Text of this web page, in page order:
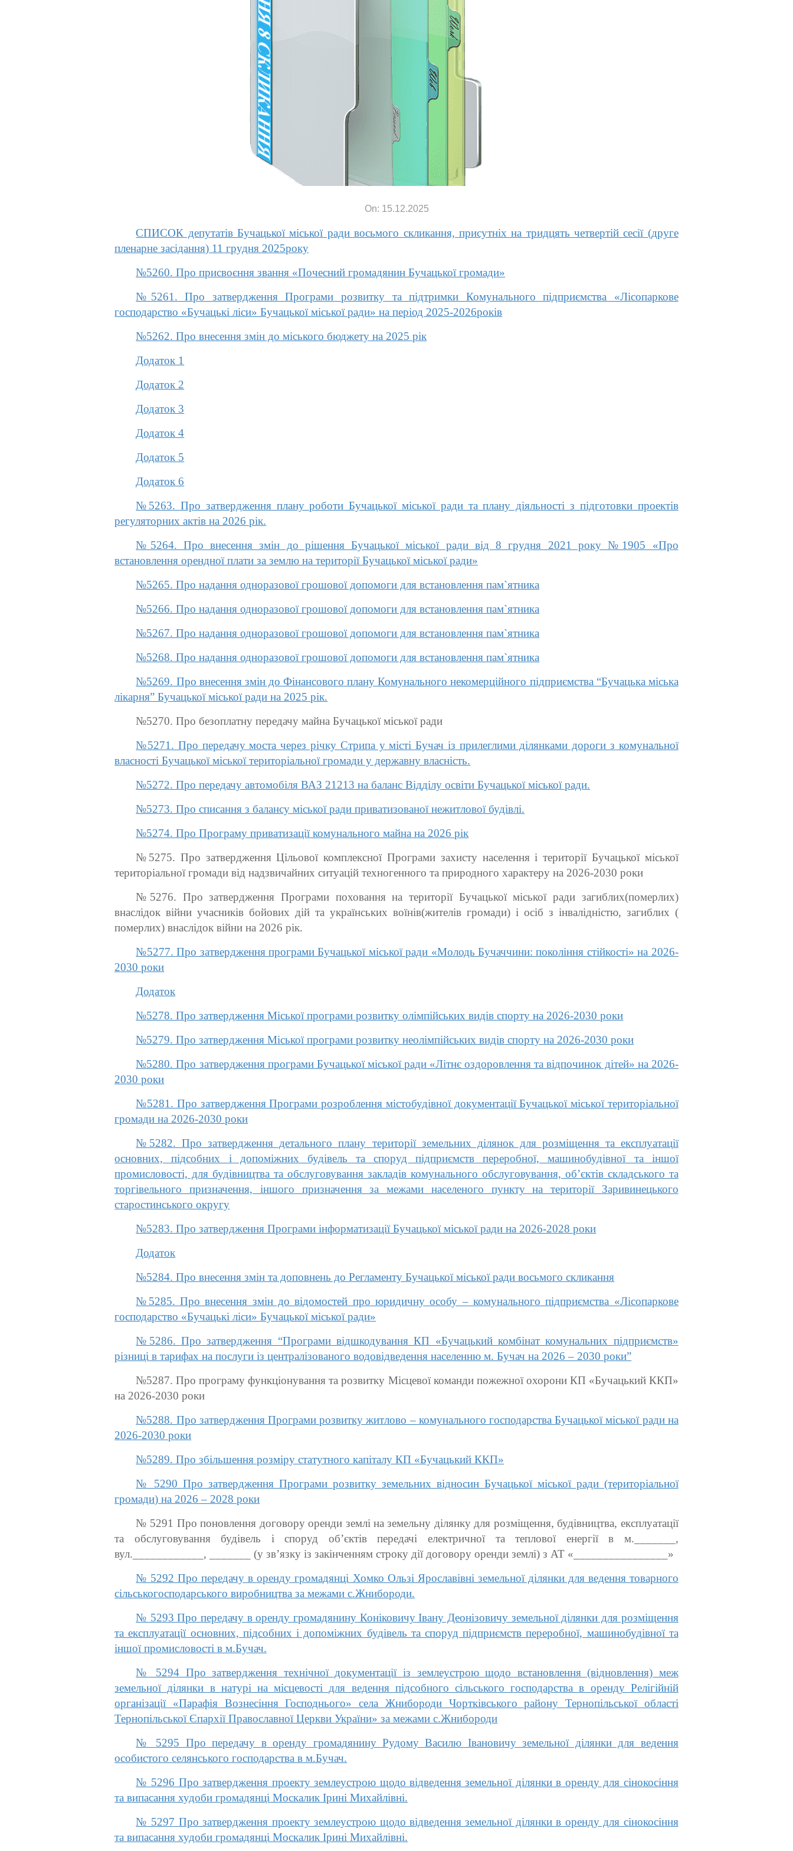
On: 15.12.2025
СПИСОК депутатів Бучацької міської ради воcьмого скликання, присутніх на тридцять четвертій сесії (друге
пленарне засідання) 11 грудня 2025року
№5260. Про присвоєння звання «Почесний громадянин Бучацької громади»
№5261. Про затвердження Програми розвитку та підтримки Комунального підприємства «Лісопаркове
господарство «Бучацькі ліси» Бучацької міської ради» на період 2025-2026років
№5262. Про внесення змін до міського бюджету на 2025 рік
Додаток 1
Додаток 2
Додаток 3
Додаток 4
Додаток 5
Додаток 6
№5263. Про затвердження плану роботи Бучацької міської ради та плану діяльності з підготовки проектів
регуляторних актів на 2026 рік.
№5264. Про внесення змін до рішення Бучацької міської ради від 8 грудня 2021 року №1905 «Про
встановлення орендної плати за землю на території Бучацької міської ради»
№5265. Про надання одноразової грошової допомоги для встановлення пам`ятника
№5266. Про надання одноразової грошової допомоги для встановлення пам`ятника
№5267. Про надання одноразової грошової допомоги для встановлення пам`ятника
№5268. Про надання одноразової грошової допомоги для встановлення пам`ятника
№5269. Про внесення змін до Фінансового плану Комунального некомерційного підприємства “Бучацька міська
лікарня” Бучацької міської ради на 2025 рік.
№5270. Про безоплатну передачу майна Бучацької міської ради
№5271. Про передачу моста через річку Стрипа у місті Бучач із прилеглими ділянками дороги з комунальної
власності Бучацької міської територіальної громади у державну власність.
№5272. Про передачу автомобіля ВАЗ 21213 на баланс Відділу освіти Бучацької міської ради.
№5273. Про списання з балансу міської ради приватизованої нежитлової будівлі.
№5274. Про Програму приватизації комунального майна на 2026 рік
№5275. Про затвердження Цільової комплексної Програми захисту населення і території Бучацької міської
територіальної громади від надзвичайних ситуацій техногенного та природного характеру на 2026-2030 роки
№5276. Про затвердження Програми поховання на території Бучацької міської ради загиблих(померлих)
внаслідок війни учасників бойових дій та українських воїнів(жителів громади) і осіб з інвалідністю, загиблих (
померлих) внаслідок війни на 2026 рік.
№5277. Про затвердження програми Бучацької міської ради «Молодь Бучаччини: покоління стійкості» на 2026-
2030 роки
Додаток
№5278. Про затвердження Міської програми розвитку олімпійських видів спорту на 2026-2030 роки
№5279. Про затвердження Міської програми розвитку неолімпійських видів спорту на 2026-2030 роки
№5280. Про затвердження програми Бучацької міської ради «Літнє оздоровлення та відпочинок дітей» на 2026-
2030 роки
№5281. Про затвердження Програми розроблення містобудівної документації Бучацької міської територіальної
громади на 2026-2030 роки
№5282. Про затвердження детального плану території земельних ділянок для розміщення та експлуатації
основних, підсобних і допоміжних будівель та споруд підприємств переробної, машинобудівної та іншої
промисловості, для будівництва та обслуговування закладів комунального обслуговування, об’єктів складського та
торгівельного призначення, іншого призначення за межами населеного пункту на території Заривинецького
старостинського округу
№5283. Про затвердження Програми інформатизації Бучацької міської ради на 2026-2028 роки
Додаток
№5284. Про внесення змін та доповнень до Регламенту Бучацької міської ради восьмого скликання
№5285. Про внесення змін до відомостей про юридичну особу – комунального підприємства «Лісопаркове
господарство «Бучацькі ліси» Бучацької міської ради»
№5286. Про затвердження “Програми відшкодування КП «Бучацький комбінат комунальних підприємств»
різниці в тарифах на послуги із централізованого водовідведення населенню м. Бучач на 2026 – 2030 роки”
№5287. Про програму функціонування та розвитку Місцевої команди пожежної охорони КП «Бучацький ККП»
на 2026-2030 роки
№5288. Про затвердження Програми розвитку житлово – комунального господарства Бучацької міської ради на
2026-2030 роки
№5289. Про збільшення розміру статутного капіталу КП «Бучацький ККП»
№ 5290 Про затвердження Програми розвитку земельних відносин Бучацької міської ради (територіальної
громади) на 2026 – 2028 роки
№ 5291 Про поновлення договору оренди землі на земельну ділянку для розміщення, будівництва, експлуатації
та обслуговування будівель і споруд об’єктів передачі електричної та теплової енергії в м._______,
вул.____________, _______ (у зв’язку із закінченням строку дії договору оренди землі) з АТ «________________»
№ 5292 Про передачу в оренду громадянці Хомко Ользі Ярославівні земельної ділянки для ведення товарного
сільськогосподарського виробництва за межами с.Жнибороди.
№ 5293 Про передачу в оренду громадянину Коніковичу Івану Деонізовичу земельної ділянки для розміщення
та експлуатації основних, підсобних і допоміжних будівель та споруд підприємств переробної, машинобудівної та
іншої промисловості в м.Бучач.
№ 5294 Про затвердження технічної документації із землеустрою щодо встановлення (відновлення) меж
земельної ділянки в натурі на місцевості для ведення підсобного сільського господарства в оренду Релігійній
організації «Парафія Вознесіння Господнього» села Жнибороди Чортківського району Тернопільської області
Тернопільської Єпархії Православної Церкви України» за межами с.Жнибороди
№ 5295 Про передачу в оренду громадянину Рудому Василю Івановичу земельної ділянки для ведення
особистого селянського господарства в м.Бучач.
№ 5296 Про затвердження проекту землеустрою щодо відведення земельної ділянки в оренду для сінокосіння
та випасання худоби громадянці Москалик Ірині Михайлівні.
№ 5297 Про затвердження проекту землеустрою щодо відведення земельної ділянки в оренду для сінокосіння
та випасання худоби громадянці Москалик Ірині Михайлівні.